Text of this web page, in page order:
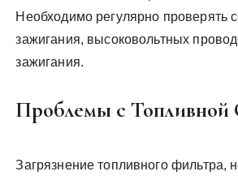
Необходимо регулярно проверять
зажигания, высоковольтных
зажигания.
Проблемы с Топливной
Загрязнение топливного фильтра,